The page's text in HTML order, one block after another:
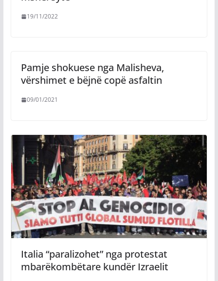
19/11/2022
Pamje shokuese nga Malisheva,
vërshimet e bëjnë copë asfaltin
09/01/2021
Italia “paralizohet” nga protestat
mbarëkombëtare kundër Izraelit